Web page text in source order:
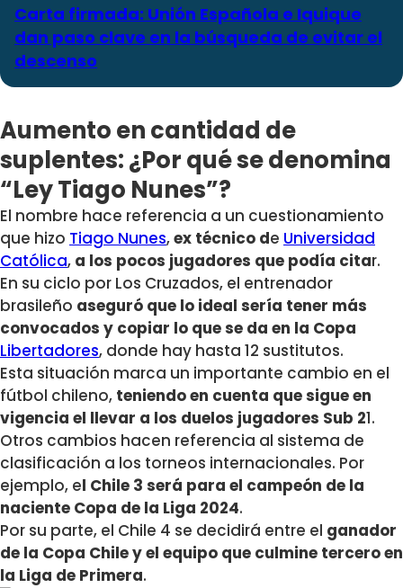
Carta firmada: Unión Española e Iquique
dan paso clave en la búsqueda de evitar el
descenso
Aumento en cantidad de
suplentes: ¿Por qué se denomina
“Ley Tiago Nunes”?
El nombre hace referencia a un cuestionamiento
que hizo Tiago Nunes,ex técnico de Universidad
Católica, a los pocos jugadores que podía citar.
En su ciclo por Los Cruzados, el entrenador
brasileño aseguró que lo ideal sería tener más
convocados y copiar lo que se da en la Copa
Libertadores, donde hay hasta 12 sustitutos.
Esta situación marca un importante cambio en el
fútbol chileno, teniendo en cuenta que sigue en
vigencia el llevar a los duelos jugadores Sub 21.
Otros cambios hacen referencia al sistema de
clasificación a los torneos internacionales. Por
ejemplo, el Chile 3 será para el campeón de la
naciente Copa de la Liga 2024.
Por su parte, el Chile 4 se decidirá entre el ganador
de la Copa Chile y el equipo que culmine tercero en
la Liga de Primera.